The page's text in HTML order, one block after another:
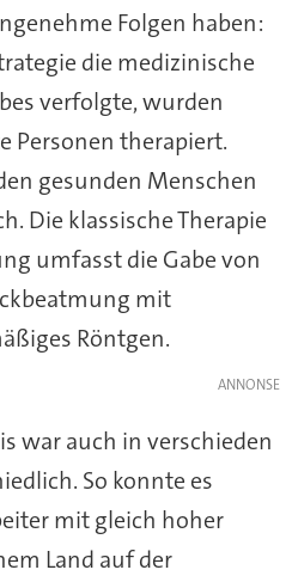
Folgen haben:
die medizinische
verfolgte, wurden
Personen therapiert.
gesunden Menschen
Die klassische Therapie
umfasst die Gabe von
mit
Röntgen.
war auch in verschieden
So konnte es
mit gleich hoher
Land auf der